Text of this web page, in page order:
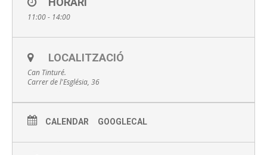
Punt de trobada: recepció del Museu Can Tinturé
Amb inscripció prèvia al 934700218
Activitat amb mesures de seguretat: distància personal i
mascareta
Aforament limitat
11:00 - 14:00
LOCALITZACIÓ
Can Tinturé.
Carrer de l'Església, 36
CALENDAR GOOGLECAL